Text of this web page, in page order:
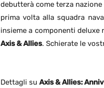
debutterà come terza nazione
prima volta alla squadra
insieme a componenti
Axis & Allies. Schierate le
Dettagli su Axis & Allies: